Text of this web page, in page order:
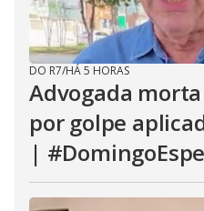
DO R7/HÁ 5 HORAS
Advogada
por golpe
|